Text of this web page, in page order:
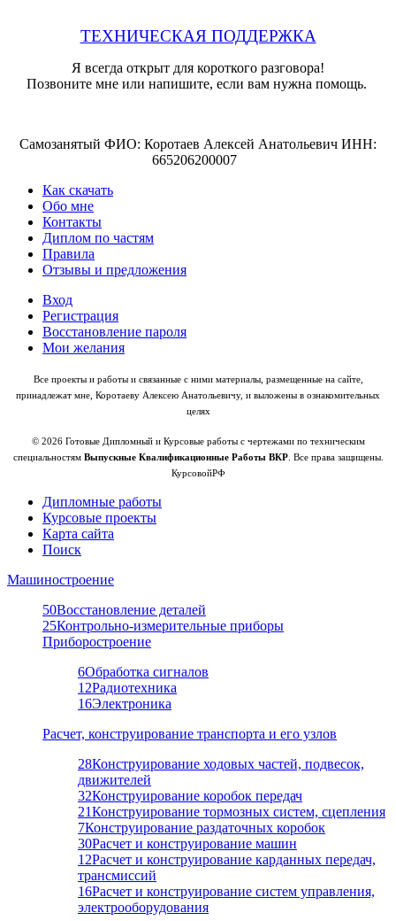
ТЕХНИЧЕСКАЯ ПОДДЕРЖКА
Я всегда открыт для короткого разговора!
Позвоните мне или напишите, если вам нужна помощь.
Самозанятый ФИО: Коротаев Алексей Анатольевич ИНН:
665206200007
Как скачать
Обо мне
Контакты
Диплом по частям
Правила
Отзывы и предложения
Вход
Регистрация
Восстановление пароля
Мои желания
Все проекты и работы и связанные с ними материалы, размещенные на сайте,
принадлежат мне, Коротаеву Алексею Анатольевичу, и выложены в ознакомительных
целях
© 2026 Готовые Дипломный и Курсовые работы с чертежами по техническим
специальностям Выпускные Квалификационные Работы ВКР. Все права защищены.
КурсовойРФ
Дипломные работы
Курсовые проекты
Карта сайта
Поиск
Машиностроение
50Восстановление деталей
25Контрольно-измерительные приборы
Приборостроение
6Обработка сигналов
12Радиотехника
16Электроника
Расчет, конструирование транспорта и его узлов
28Конструирование ходовых частей, подвесок,
движителей
32Конструирование коробок передач
21Конструирование тормозных систем, сцепления
7Конструирование раздаточных коробок
30Расчет и конструирование машин
12Расчет и конструирование карданных передач,
трансмиссий
16Расчет и конструирование систем управления,
электрооборудования